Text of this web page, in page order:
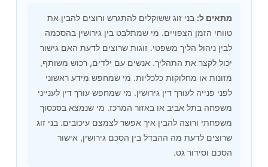
מתאים ל: בני זוג ששוקלים להתגרש ורוצים להבין את
טווחי הזמן הצפויים. מי שמתלבט בין גירושין בהסכמה
לבין ניהול הליך משפטי. זוגות שרוצים לדעת האם גישור
יכול לקצר את התהליך. אנשים עם ילדים, רכוש משותף,
מזונות או מחלוקות כלכליות. מי שמחפש מידע ראשוני
לפני פנייה לעורך דין גירושין. מי שמחפש עורך דין לענייני
משפחה בתל אביב או באזור המרכז. מי שנמצא בסכסוך
משפחתי ורוצה להבין איך אפשר לצמצם עיכובים. בני זוג
שרוצים לדעת מה ההבדל בין הסכם גירושין, אישור
הסכם וסידור גט.